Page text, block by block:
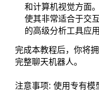
和计算机视觉方面
使其非常适合于交
的高级分析工具应用
完成本教程后，你将
完整聊天机器人。
注意事项: 使用专有模